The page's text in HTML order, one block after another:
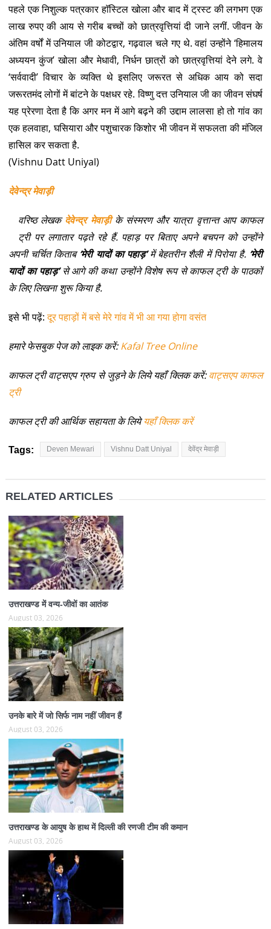
पहले एक निशुल्क पत्रकार हाॅस्टिल खोला और बाद में ट्रस्ट की लगभग एक
लाख रुपए की आय से गरीब बच्चों को छात्रवृत्तियां दी जाने लगीं. जीवन के
अंतिम वर्षों में उनियाल जी कोटद्वार, गढ़वाल चले गए थे. वहां उन्होंने ‘हिमालय
अध्ययन कुंज’ खोला और मेधावी, निर्धन छात्रों को छात्रवृत्तियां देने लगे. वे
‘सर्ववादी’ विचार के व्यक्ति थे इसलिए जरूरत से अधिक आय को सदा
जरूरतमंद लोगों में बांटने के पक्षधर रहे. विष्णु दत्त उनियाल जी का जीवन संघर्ष
यह प्रेरणा देता है कि अगर मन में आगे बढ़ने की उद्दाम लालसा हो तो गांव का
एक हलवाहा, घसियारा और पशुचारक किशोर भी जीवन में सफलता की मंजिल
हासिल कर सकता है.
(Vishnu Datt Uniyal)
देवेन्द्र मेवाड़ी
वरिष्ठ लेखकदेवेन्द्र मेवाड़ीके संस्मरण और यात्रा वृत्तान्त आप काफल
ट्री पर लगातार पढ़ते रहे हैं. पहाड़ पर बिताए अपने बचपन को उन्होंने
अपनी चर्चित किताब‘मेरी यादों का पहाड़’में बेहतरीन शैली में पिरोया है. ‘मेरी
यादों का पहाड़’से आगे की कथा उन्होंने विशेष रूप से काफल ट्री के पाठकों
के लिए लिखना शुरू किया है.
इसे भी पढ़ें:दूर पहाड़ों में बसे मेरे गांव में भी आ गया होगा वसंत
हमारे फेसबुक पेज को लाइक करें:Kafal Tree Online
काफल ट्री वाट्सएप ग्रुप से जुड़ने के लिये यहाँ क्लिक करें:वाट्सएप काफल
ट्री
काफल ट्री की आर्थिक सहायता के लियेयहाँ क्लिक करें
Tags: Deven Mewari Vishnu Datt Uniyal देवेंद्र मेवाड़ी
RELATED ARTICLES
उत्तराखण्ड में वन्य-जीवों का आतंक
August 03, 2026
उनके बारे में जो सिर्फ नाम नहीं जीवन हैं
August 03, 2026
उत्तराखण्ड के आयुष के हाथ में दिल्ली की रणजी टीम की कमान
August 03, 2026